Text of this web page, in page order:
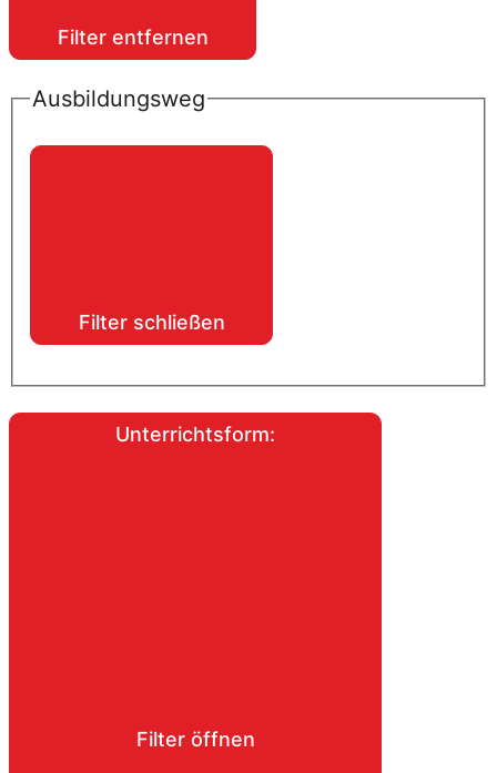
Filter entfernen
Ausbildungsweg
Filter schließen
Unterrichtsform:
Filter öffnen